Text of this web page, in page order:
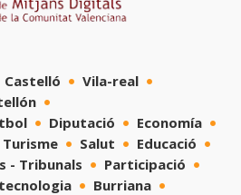
Castelló
Vila-real
Diputació
Economía
Turisme Salut
Educació
- Tribunals
Participació
Burriana